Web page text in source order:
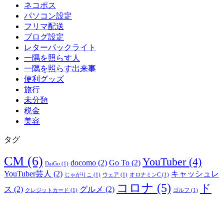
ネコポス
パソコン設定
フリマ配送
ブログ設定
レターパックライト
一隅を照らす人
一隅を照らす出来事
便利グッズ
旅行
未分類
税金
美容
タグ
CM (6) DaiGo (1) docomo (2) Go To (2) YouTuber(4)
YouTuber芸人 (2) じゃがりこ (1) ウェア (1) オロナミンC (1) キャッシュレ
ス (2) クレジットカード (1) グルメ (2) コロナ (5) ゴルフ (1)
ド